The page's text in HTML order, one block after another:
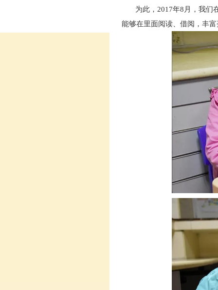
为此，2017年8月，我们
能够在里面阅读、借阅，丰